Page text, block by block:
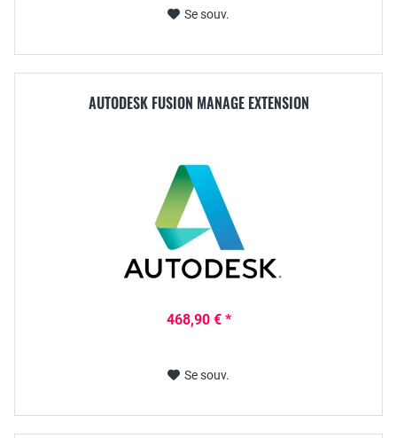
Se souv.
AUTODESK FUSION MANAGE EXTENSION
468,90 € *
Se souv.